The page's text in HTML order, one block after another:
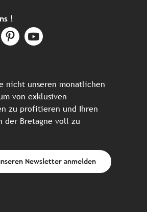
!
nicht unseren monatlichen
von exklusiven
zu profitieren und Ihren
der Bretagne voll zu
Newsletter anmelden